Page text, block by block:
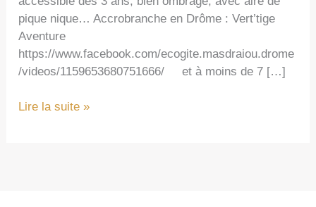
pique nique… Accrobranche en Drôme : Vert’tige
Aventure
https://www.facebook.com/ecogite.masdraiou.drome
/videos/1159653680751666/ et à moins de 7 […]
Parcours
Lire la suite »